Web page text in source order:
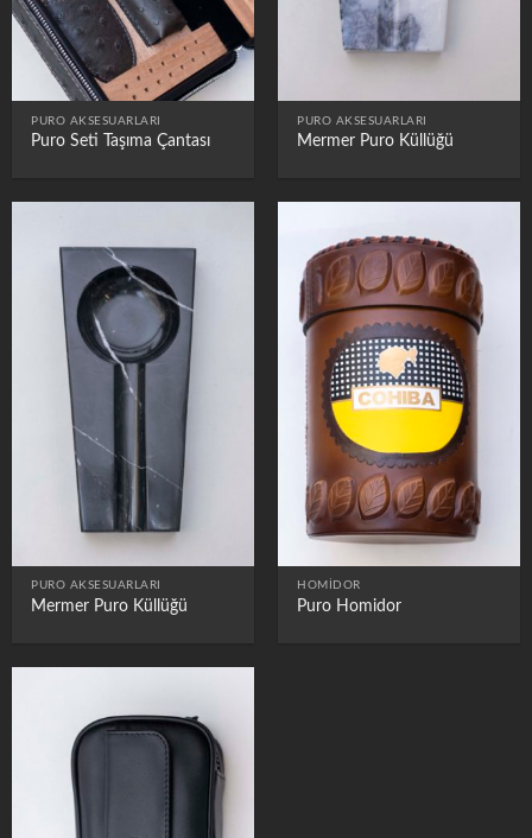
PURO AKSESUARLARI
Puro Seti Taşıma Çantası
PURO AKSESUARLARI
Mermer Puro Küllüğü
PURO AKSESUARLARI
Mermer Puro Küllüğü
HOMIDOR
Puro Homidor